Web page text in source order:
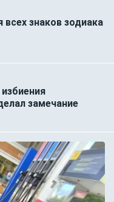
знаков зодиака
замечание